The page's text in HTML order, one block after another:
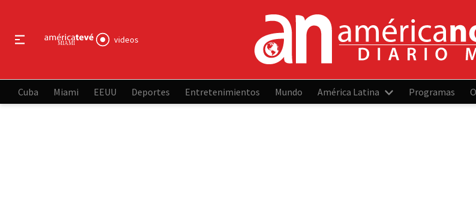
videos
Cuba Miami EEUU Deportes Entretenimientos Mundo América Latina Programas